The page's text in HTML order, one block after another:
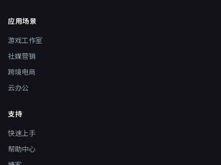
应用场景
游戏工作室
社媒营销
跨境电商
云办公
支持
快速上手
帮助中心